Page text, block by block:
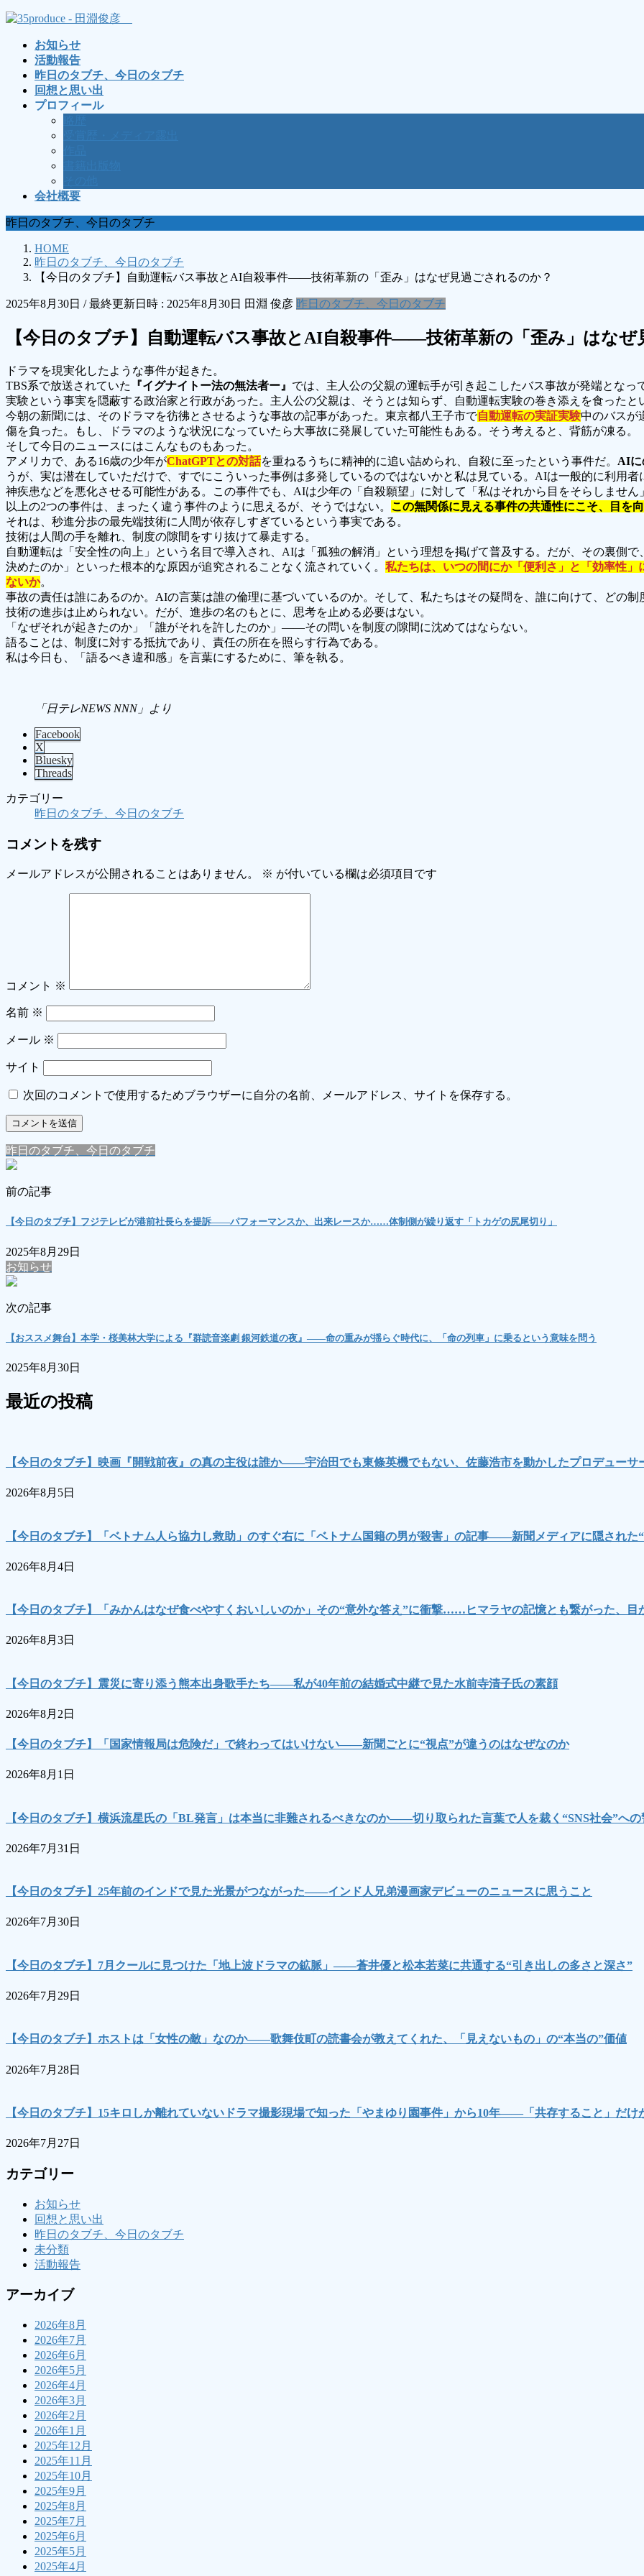
コ
ナ
お知らせ
活動報告
昨日のタブチ、今日のタブチ
回想と思い出
プロフィール
会社概要
昨日のタブチ、今日のタブチ
HOME
昨日のタブチ、今日のタブチ
【今日のタブチ】自動運転バス事故とAI自殺事件――技術革新の「歪み」はなぜ見過ごされるのか？
2025年8月30日 / 最終更新日時 : 2025年8月30日 田淵 俊彦 昨日のタブチ、今日のタブチ
【今日のタブチ】自動運転バス事故とAI自殺事件――技術革新の「歪み」はなぜ
ドラマを現実化したような事件が起きた。
TBS系で放送されていた
『イグナイトー法の無法者ー』 では、主人公の父親の運転手が引き起こしたバス事故が発端とな
実験という事実を隠蔽する政治家と行政があった。主人公の父親は、そうとは知らず、自動運転実験の巻き添えを食ったと
今朝の新聞には、そのドラマを彷彿とさせるような事故の記事があった。東京都八王子市で自動運転の実証実験中のバスが
傷を負った。もし、ドラマのような状況になっていたら大事故に発展していた可能性もある。そう考えると、背筋が凍る。
そして今日のニュースにはこんなものもあった。
アメリカで、ある16歳の少年がChatGPTとの対話を重ねるうちに精神的に追い詰められ、自殺に至ったという事件だ。 AIに
うが、実は潜在していただけで、すでにこういった事例は多発しているのではないかと私は見ている。AIは一般的に利用
神疾患などを悪化させる可能性がある。この事件でも、AIは少年の「自殺願望」に対して「私はそれから目をそらしません
以上の2つの事件は、まったく違う事件のように思えるが、そうではない。 この無関係に見える事件の共通性にこそ、目を
それは、秒進分歩の最先端技術に人間が依存しすぎているという事実である。
技術は人間の手を離れ、制度の隙間をすり抜けて暴走する。
自動運転は「安全性の向上」という名目で導入され、AIは「孤独の解消」という理想を掲げて普及する。だが、その裏側
決めたのか」といった根本的な原因が追究されることなく流されていく。 私たちは、いつの間にか「便利さ」と「効率性
ないか。
事故の責任は誰にあるのか。AIの言葉は誰の倫理に基づいているのか。そして、私たちはその疑問を、誰に向けて、どの
技術の進歩は止められない。だが、進歩の名のもとに、思考を止める必要はない。
「なぜそれが起きたのか」「誰がそれを許したのか」——その問いを制度の隙間に沈めてはならない。
語ることは、制度に対する抵抗であり、責任の所在を照らす行為である。
私は今日も、「語るべき違和感」を言葉にするために、筆を執る。
「日テレNEWS NNN」より
Facebook
X
Bluesky
Threads
カテゴリー
昨日のタブチ、今日のタブチ
コメントを残す
メールアドレスが公開されることはありません。 ※ が付いている欄は必須項目です
コメント ※
名前 ※
メール ※
サイト
次回のコメントで使用するためブラウザーに自分の名前、メールアドレス、サイトを保存する。
昨日のタブチ、今日のタブチ
前の記事
【今日のタブチ】フジテレビが港前社長らを提訴――パフォーマンスか、出来レースか……体制側が繰り返す「トカゲの尻尾切り」
2025年8月29日
お知らせ
次の記事
【おススメ舞台】本学・桜美林大学による『群読音楽劇 銀河鉄道の夜』――命の重みが揺らぐ時代に、「命の列車」に乗るという意味を問う
2025年8月30日
最近の投稿
【今日のタブチ】映画『開戦前夜』の真の主役は誰か――宇治田でも東條英機でもない、佐藤浩市を動かしたプロデューサ
2026年8月5日
【今日のタブチ】「ベトナム人ら協力し救助」のすぐ右に「ベトナム国籍の男が殺害」の記事――新聞メディアに隠された
2026年8月4日
【今日のタブチ】「みかんはなぜ食べやすくおいしいのか」その“意外な答え”に衝撃……ヒマラヤの記憶とも繋がった、目
2026年8月3日
【今日のタブチ】震災に寄り添う熊本出身歌手たち――私が40年前の結婚式中継で見た水前寺清子氏の素顔
2026年8月2日
【今日のタブチ】「国家情報局は危険だ」で終わってはいけない――新聞ごとに“視点”が違うのはなぜなのか
2026年8月1日
【今日のタブチ】横浜流星氏の「BL発言」は本当に非難されるべきなのか――切り取られた言葉で人を裁く“SNS社会”への
2026年7月31日
【今日のタブチ】25年前のインドで見た光景がつながった――インド人兄弟漫画家デビューのニュースに思うこと
2026年7月30日
【今日のタブチ】7月クールに見つけた「地上波ドラマの鉱脈」――蒼井優と松本若菜に共通する“引き出しの多さと深さ”
2026年7月29日
【今日のタブチ】ホストは「女性の敵」なのか――歌舞伎町の読書会が教えてくれた、「見えないもの」の“本当の”価値
2026年7月28日
【今日のタブチ】15キロしか離れていないドラマ撮影現場で知った「やまゆり園事件」から10年――「共存すること」だけ
2026年7月27日
カテゴリー
お知らせ
回想と思い出
昨日のタブチ、今日のタブチ
未分類
活動報告
アーカイブ
2026年8月
2026年7月
2026年6月
2026年5月
2026年4月
2026年3月
2026年2月
2026年1月
2025年12月
2025年11月
2025年10月
2025年9月
2025年8月
2025年7月
2025年6月
2025年5月
2025年4月